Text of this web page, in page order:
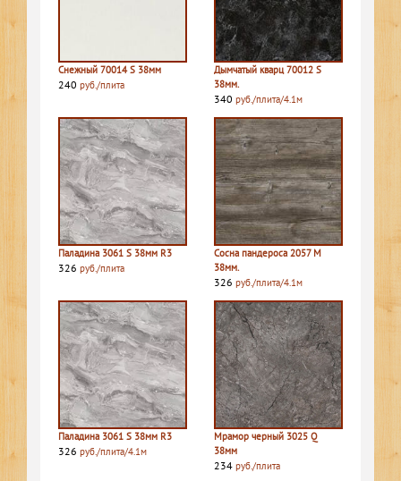
Снежный 70014 S 38мм
240 руб./плита
Дымчатый кварц 70012 S
38мм.
340 руб./плита/4.1м
Паладина 3061 S 38мм R3
326 руб./плита
Сосна пандероса 2057 M
38мм.
326 руб./плита/4.1м
Паладина 3061 S 38мм R3
326 руб./плита/4.1м
Мрамор черный 3025 Q
38мм
234 руб./плита